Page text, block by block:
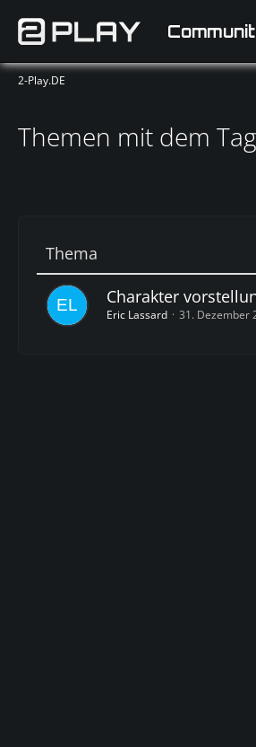
2-Play.DE
Themen mit dem
Thema
Charakter
Eric Lassard 31. Dezember